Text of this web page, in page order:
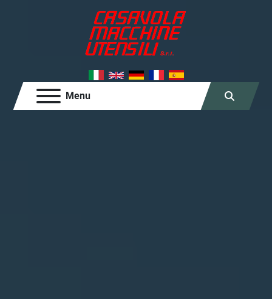
Menu
Cerca